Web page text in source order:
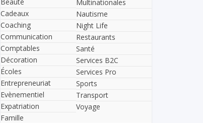
Cadeaux
Coaching
Communication
Comptables
Décoration
Écoles
Entrepreneuriat
Evènementiel
Expatriation
Famille
Multinationales
Nautisme
Night Life
Restaurants
Santé
Services B2C
Services Pro
Sports
Transport
Voyage